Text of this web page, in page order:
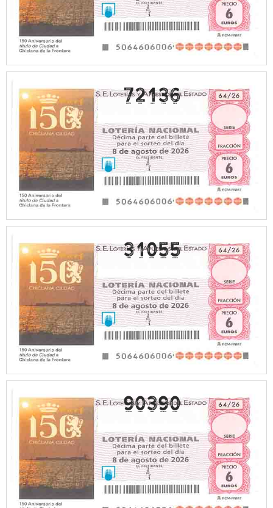
72136
31055
90390